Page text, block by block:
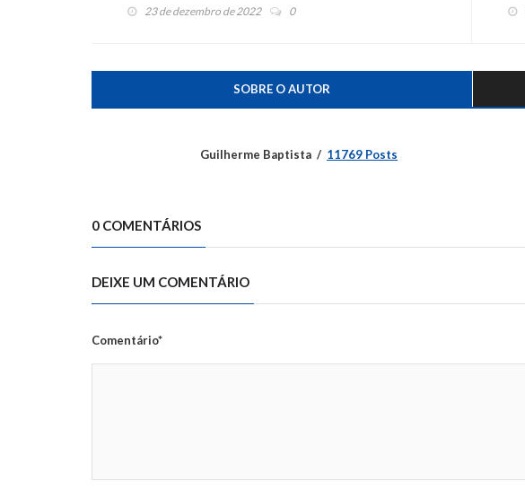
23 de dezembro de 2022 0
SOBRE O AUTOR
Guilherme Baptista 11769 Posts
0 COMENTÁRIOS
DEIXE UM COMENTÁRIO
Comentário*